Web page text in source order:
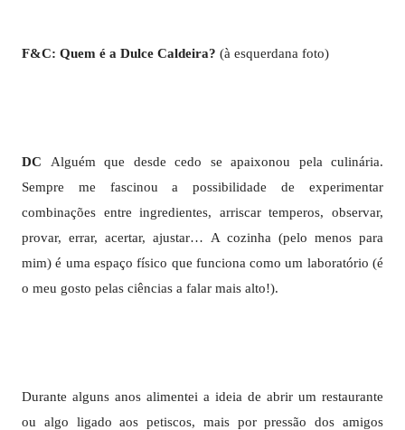
F&C: Quem é a Dulce Caldeira? (à esquerdana foto)
DC Alguém que desde cedo se apaixonou pela culinária.
Sempre me fascinou a possibilidade de experimentar
combinações entre ingredientes, arriscar temperos, observar,
provar, errar, acertar, ajustar… A cozinha (pelo menos para
mim) é uma espaço físico que funciona como um laboratório (é
o meu gosto pelas ciências a falar mais alto!).
Durante alguns anos alimentei a ideia de abrir um restaurante
ou algo ligado aos petiscos, mais por pressão dos amigos